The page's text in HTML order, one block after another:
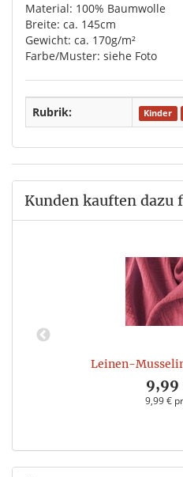
Material: 100% Baumwolle
Breite: ca. 145cm
Gewicht: ca. 170g/m²
Farbe/Muster: siehe Foto
Rubrik: Kinder
Kunden kauften dazu
Leinen-
9,99
9,99 €